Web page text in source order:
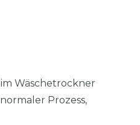
Wäschetrockner
Prozess,